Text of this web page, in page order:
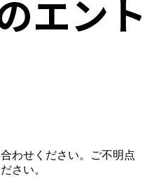
エント
わせください。ご不明点
さい。